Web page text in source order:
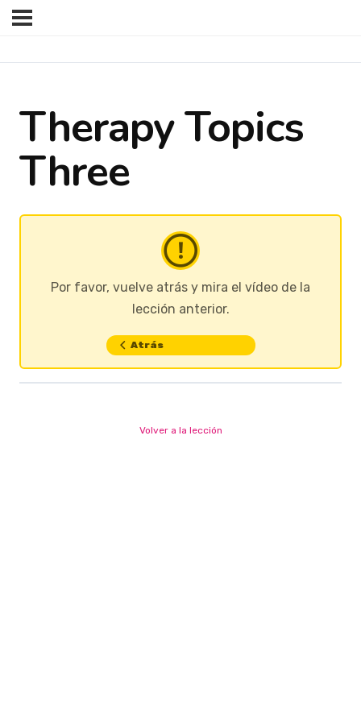
Therapy Topics
Three
Por favor, vuelve atrás y mira el vídeo de la
lección anterior.
Atrás
Volver a la lección